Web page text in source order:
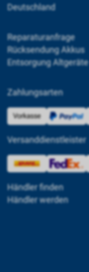
Deutschland
Reparaturanfrage
Rücksendung Akkus
Entsorgung Altgeräte
Zahlungsarten
Versanddienstleister
Händler finden
Händler werden